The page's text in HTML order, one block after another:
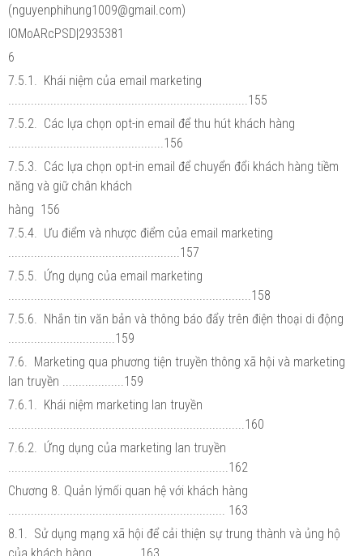
(nguyenphihung1009@gmail.com)
lOMoARcPSD|2935381
6
7.5.1. Khái niệm của email marketing
..........................................................................155
7.5.2. Các lựa chọn opt-in email để thu hút khách hàng
................................................156
7.5.3. Các lựa chọn opt-in email để chuyển đổi khách hàng tiềm
năng và giữ chân khách
hàng 156
7.5.4. Ưu điểm và nhược điểm của email marketing
.....................................................157
7.5.5. Ứng dụng của email marketing
...........................................................................158
7.5.6. Nhắn tin văn bản và thông báo đẩy trên điện thoại di động
.................................159
7.6. Marketing qua phương tiện truyền thông xã hội và marketing
lan truyền ...................159
7.6.1. Khái niệm marketing lan truyền
.........................................................................160
7.6.2. Ứng dụng của marketing lan truyền
....................................................................162
Chương 8. Quản lýmối quan hệ với khách hàng
................................................................... 163
8.1. Sử dụng mạng xã hội để cải thiện sự trung thành và ủng hộ